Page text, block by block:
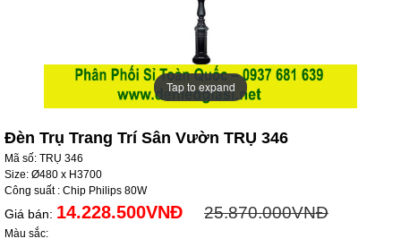
Tap to expand
Tap to expand
Đèn Trụ Trang Trí Sân Vườn TRỤ 346
Mã số: TRỤ 346
Size: Ø480 x H3700
Công suất : Chip Philips 80W
Giá bán: 14.228.500VNĐ 25.870.000VNĐ
Màu sắc: